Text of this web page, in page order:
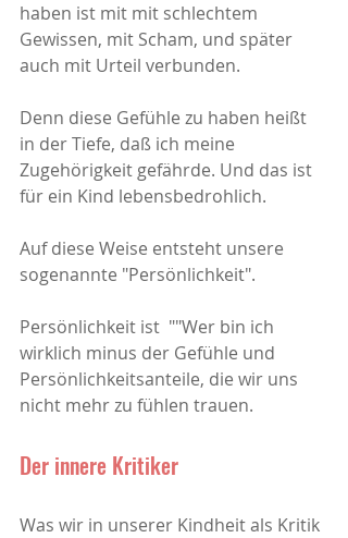
haben ist mit mit schlechtem
Gewissen, mit Scham, und später
auch mit Urteil verbunden.
Denn diese Gefühle zu haben heißt
in der Tiefe, daß ich meine
Zugehörigkeit gefährde. Und das ist
für ein Kind lebensbedrohlich.
Auf diese Weise entsteht unsere
sogenannte "Persönlichkeit".
Persönlichkeit ist  ""Wer bin ich
wirklich minus der Gefühle und
Persönlichkeitsanteile, die wir uns
nicht mehr zu fühlen trauen.
Der innere Kritiker
Was wir in unserer Kindheit als Kritik